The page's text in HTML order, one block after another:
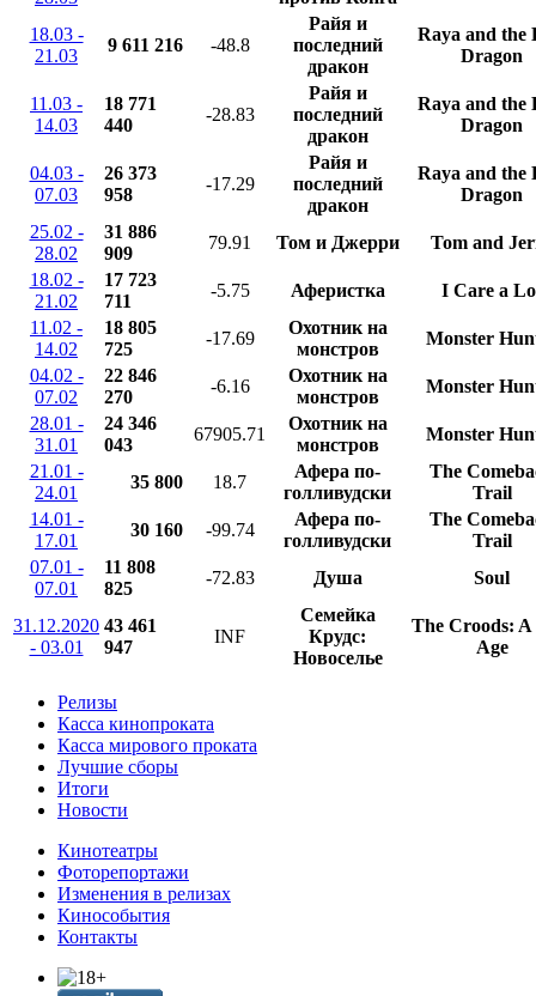
18.03 -
21.03
9 611 216 -48.8
Райя и
последний
дракон
Raya and the
Dragon
11.03 -
14.03
18 771
440
-28.83
Райя и
последний
дракон
Raya and the
Dragon
04.03 -
07.03
26 373
958
-17.29
Райя и
последний
дракон
Raya and the
Dragon
25.02 -
28.02
31 886
909
79.91 Том и Джерри
Tom and
18.02 -
21.02
17 723
711
-5.75 Аферистка
I Care a
11.02 -
14.02
18 805
725
-17.69
Охотник на
монстров
Monster
04.02 -
07.02
22 846
270
-6.16
Охотник на
монстров
Monster
28.01 -
31.01
24 346
043
67905.71
Охотник на
монстров
Monster
21.01 -
24.01
35 800 18.7
Афера по-
голливудски
The
Trail
14.01 -
17.01
30 160 -99.74
Афера по-
голливудски
The
Trail
07.01 -
07.01
11 808
825
-72.83 Душа Soul
31.12.2020
- 03.01
43 461
947
INF
Семейка
Крудс:
Новоселье
The Croods: A
Age
Релизы
Касса кинопроката
Касса мирового проката
Лучшие сборы
Итоги
Новости
Кинотеатры
Фоторепортажи
Изменения в релизах
Кинособытия
Контакты